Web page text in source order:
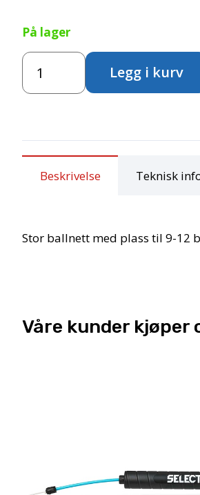
På lager
Ballnett
for
9-
Legg i kurv
Beskrivelse Teknisk
Stor ballnett med plass til 9-12
Våre kunder kjøper